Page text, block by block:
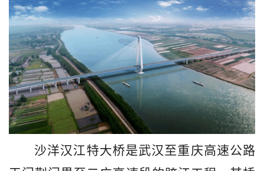
沙洋汉江特大桥是武汉至重庆高速公路